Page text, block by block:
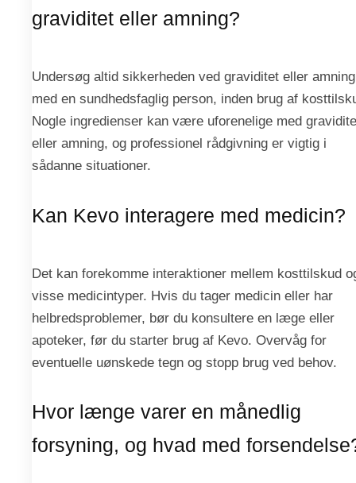
graviditet eller amning?
Undersøg altid sikkerheden ved graviditet eller amning
med en sundhedsfaglig person, inden brug af
Nogle ingredienser kan være uforenelige med
eller amning, og professionel rådgivning er vigtig i
sådanne situationer.
Kan Kevo interagere med medicin?
Det kan forekomme interaktioner mellem kosttilskud
visse medicintyper. Hvis du tager medicin eller har
helbredsproblemer, bør du konsultere en læge eller
apoteker, før du starter brug af Kevo. Overvåg for
eventuelle uønskede tegn og stopp brug ved behov.
Hvor længe varer en månedlig
forsyning, og hvad med